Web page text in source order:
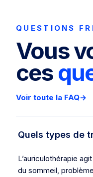
QUESTIONS
Vous
ces
Voir toute la FAQ→
Quels types de
L’auriculothérapie
du sommeil,